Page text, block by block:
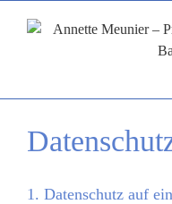
Inhalt
1. Datenschutz auf